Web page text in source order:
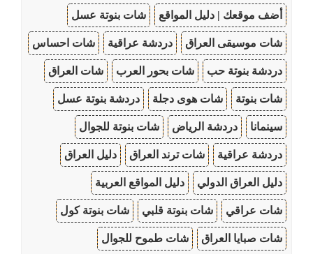
أضف موقعك | دليل المواقع شات بنوتة عسل
شات موسيقى العراق دردشة عراقية شات احساس
دردشة بنوتة حب شات بحور العرب شات العراق
شات بنوتة شات هوى دجلة دردشة بنوتة عسل
سينمانا دردشة الرياض شات بنوتة للجوال
دردشة عراقية شات ترند العراق دليل العراق
دليل العراق الدولي دليل المواقع العربية
شات عراقي شات بنوتة قلبي شات بنوتة كول
شات صبايا العراق شات طموح للجوال